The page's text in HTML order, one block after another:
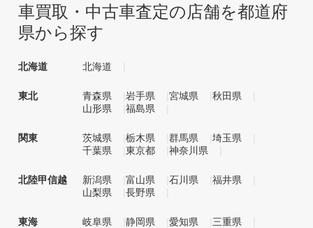
車買取・中古車査定の店舗を都道府
県から探す
北海道 北海道
東北 青森県 岩手県 宮城県
秋田県
山形県
福島県
関東 茨城県 栃木県 群馬県
埼玉県
千葉県
東京都 神奈川県
北陸甲信越 新潟県 富山県 石川県
福井県
山梨県
長野県
東海 岐阜県 静岡県 愛知県 三重県